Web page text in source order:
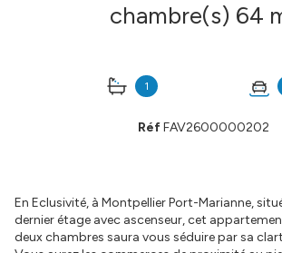
1
RéfFAV2600000202
En Eclusivité, à Montpellier Port-Marianne,
dernier étage avec ascenseur, cet
deux chambres saura vous séduire par sa